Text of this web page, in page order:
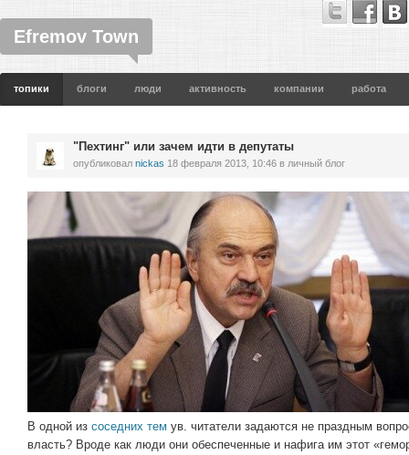
Efremov Town
топики блоги люди активность компании работа
"Пехтинг" или зачем идти в депутаты
опубликовал nickas 18 февраля 2013, 10:46 в личный блог
В одной из соседних тем ув. читатели задаются не праздным
власть? Вроде как люди они обеспеченные и нафига им этот